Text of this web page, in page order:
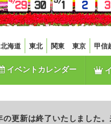
北海道 東北 関東 東京 甲信
イベントカレンダー
の更新は終了いたしました